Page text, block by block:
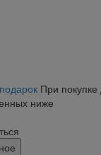
При
ниже